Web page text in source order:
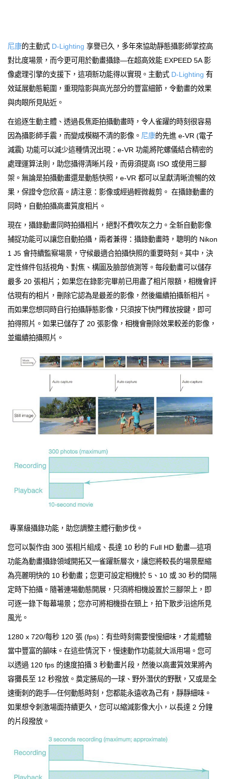
尼康的主動式 D-Lighting 享譽已久，多年來協助靜態攝影師掌控高
對比度場景，而今更可用於動畫攝錄—在超高效能 EXPEED 5A 影
像處理引擎的支援下，這項新功能得以實現。主動式 D-Lighting 有
效延展動態範圍，重現陰影與高光部分的豐富細節，令動畫的效果
與肉眼所見貼近。
在追逐生動主體、透過長焦距拍攝動畫時，令人雀躍的時刻很容易
因為攝影師手震，而變成模糊不清的影像。 尼康的先進 e-VR (電子
減震) 功能可以減少這種情況出現：e-VR 功能將陀螺儀結合精密的
處理運算法則，助您攝得清晰片段，而毋須提高 ISO 或使用三腳
架。無論是拍攝動畫還是動態快照，e-VR 都可以呈獻清晰流暢的效
果，保證令您欣喜。請注意：影像或經過輕微裁剪。 在攝錄動畫的
同時，自動拍攝高畫質度相片。
現在，攝錄動畫同時拍攝相片，絕對不費吹灰之力。全新自動影像
捕捉功能可以讓您自動拍攝，兩者兼得：攝錄動畫時，聰明的 Nikon
1 J5 會持續監察場景，守候最適合拍攝快照的重要時刻。其中，決
定性條件包括視角、對焦、構圖及臉部偵測等。每段動畫可以儲存
最多 20 張相片；如果您在錄影完畢前已用盡了相片限額，相機會評
估現有的相片，刪除它認為是最差的影像，然後繼續拍攝新相片。
而如果您想同時自行拍攝靜態影像，只須按下快門釋放按鍵，即可
拍得照片。如果已儲存了 20 張影像，相機會刪除效果較差的影像，
並繼續拍攝照片。
專業級攝錄功能，助您調整主體行動步伐。
您可以製作由 300 張相片組成、長達 10 秒的 Full HD 動畫—這項
功能為動畫攝錄領域開拓又一雀躍新層次，讓您將較長的場景壓縮
為亮麗明快的 10 秒動畫；您更可設定相機於 5、10 或 30 秒的間隔
定時下拍攝。隨著連場動態開展，只須將相機設置於三腳架上，即
可逐一錄下每幕場景；您亦可將相機掛在頸上，拍下散步沿途所見
風光。
1280 x 720/每秒 120 張 (fps)：有些時刻需要慢慢細味，才能體驗
當中豐富的韻味。在這些情況下，慢速動作功能就大派用場。您可
以透過 120 fps 的速度拍攝 3 秒動畫片段，然後以高畫質效果將內
容攤長至 12 秒撥放。奠定勝局的一球、野外潛伏的野獸，又或是全
速衝刺的跑手—任何動態時刻，您都能永遠收為己有，靜靜細味。
如果想令刺激場面持續更久，您可以縮減影像大小，以長達 2 分鐘
的片段撥放。